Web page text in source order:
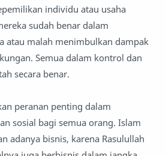
individu atau usaha
sudah benar dalam
atau malah menimbulkan dampak
Semua dalam kontrol dan
secara benar.
peranan penting dalam
sosial bagi semua orang. Islam
adanya bisnis, karena Rasulullah